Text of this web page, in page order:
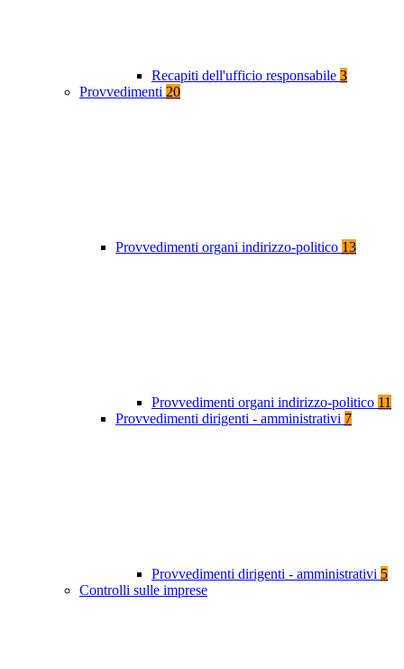
Recapiti dell'ufficio responsabile 3
Provvedimenti 20
Provvedimenti organi indirizzo-politico 13
Provvedimenti organi indirizzo-politico 11
Provvedimenti dirigenti - amministrativi 7
Provvedimenti dirigenti - amministrativi 5
Controlli sulle imprese